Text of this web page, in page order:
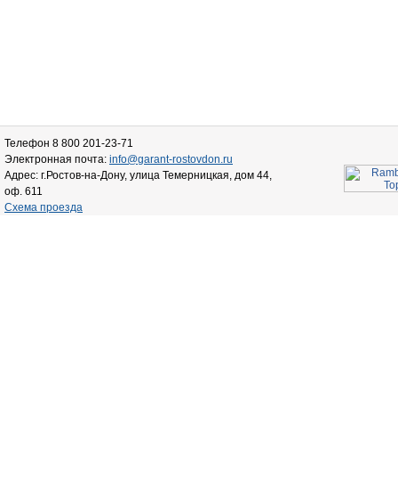
Телефон 8 800 201-23-71
Электронная почта: info@garant-rostovdon.ru
Адрес: г.Ростов-на-Дону, улица Темерницкая, дом 44,
оф. 611
Схема проезда